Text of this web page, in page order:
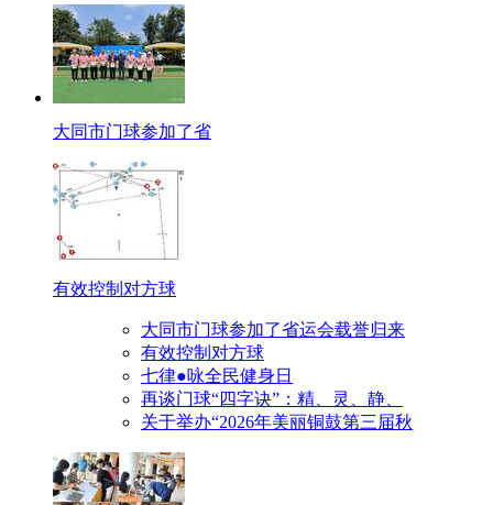
大同市门球参加了省
有效控制对方球
大同市门球参加了省运会载誉归来
有效控制对方球
七律●咏全民健身日
再谈门球“四字诀”：精、灵、静、
关于举办“2026年美丽铜鼓第三届秋